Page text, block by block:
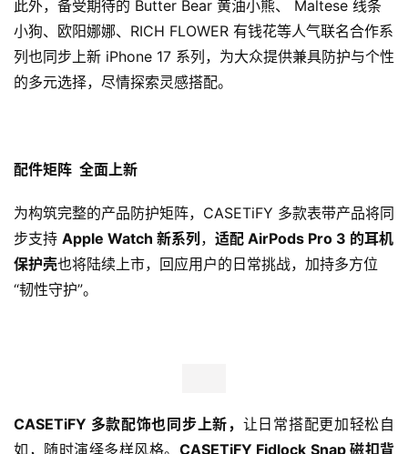
汽
车
&
业
资
讯
此外，备受期待的 Butter Bear 黄油小熊、 Maltese 线条
小狗、欧阳娜娜、RICH FLOWER 有钱花等人气联名合作系
列也同步上新 iPhone 17 系列，为大众提供兼具防护与个性
的多元选择，尽情探索灵感搭配。
配件矩阵 全面上新
为构筑完整的产品防护矩阵，CASETiFY 多款表带产品将同
步支持 Apple Watch 新系列 ， 适配 AirPods Pro 3 的耳机
保护壳也将陆续上市，回应用户的日常挑战，加持多方位
“韧性守护”。
CASETiFY 多款配饰也同步上新 ， 让日常搭配更加轻松自
如，随时演绎多样风格。 CASETiFY Fidlock Snap 磁扣背